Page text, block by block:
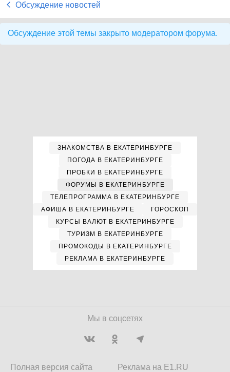
Обсуждение новостей
Обсуждение этой темы закрыто модератором форума.
ЗНАКОМСТВА В ЕКАТЕРИНБУРГЕ
ПОГОДА В ЕКАТЕРИНБУРГЕ
ПРОБКИ В ЕКАТЕРИНБУРГЕ
ФОРУМЫ В ЕКАТЕРИНБУРГЕ
ТЕЛЕПРОГРАММА В ЕКАТЕРИНБУРГЕ
АФИША В ЕКАТЕРИНБУРГЕ
ГОРОСКОП
КУРСЫ ВАЛЮТ В ЕКАТЕРИНБУРГЕ
ТУРИЗМ В ЕКАТЕРИНБУРГЕ
ПРОМОКОДЫ В ЕКАТЕРИНБУРГЕ
РЕКЛАМА В ЕКАТЕРИНБУРГЕ
Мы в соцсетях
Полная версия сайта
Реклама на E1.RU